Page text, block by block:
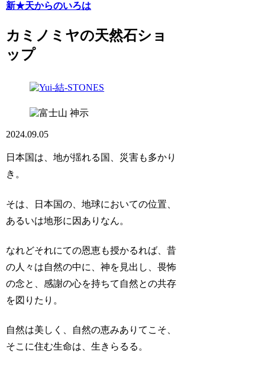
新★天からのいろは
カミノミヤの天然石ショ
ップ
神示
2024.09.05
日本国は、地が揺れる国、災害も多かり
き。
そは、日本国の、地球においての位置、
あるいは地形に因ありなん。
なれどそれにての恩恵も授かるれば、昔
の人々は自然の中に、神を見出し、畏怖
の念と、感謝の心を持ちて自然との共存
を図りたり。
自然は美しく、自然の恵みありてこそ、
そこに住む生命は、生きらるる。